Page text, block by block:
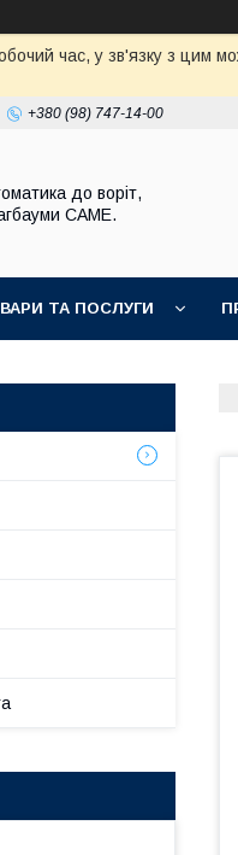
час, у зв'язку з цим
+380 (98) 747-14-00
до воріт,
CAME.
ТА ПОСЛУГИ